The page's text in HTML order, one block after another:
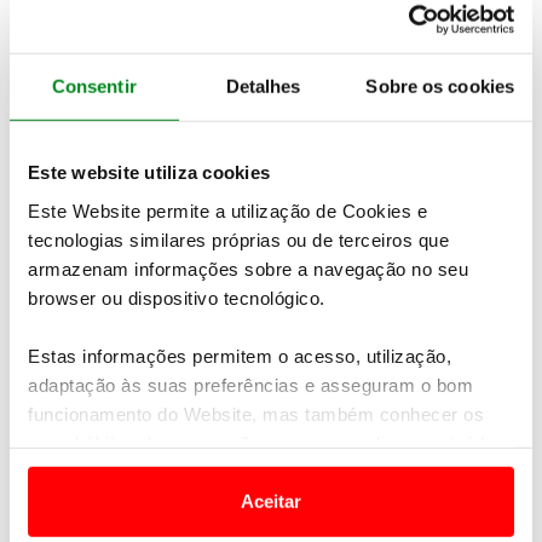
Consentir Detalhes Sobre os cookies
Este website utiliza cookies
Este Website permite a utilização de Cookies e
tecnologias similares próprias ou de terceiros que
armazenam informações sobre a navegação no seu
browser ou dispositivo tecnológico.
Estas informações permitem o acesso, utilização,
adaptação às suas preferências e asseguram o bom
funcionamento do Website, mas também conhecer os
e anúncios de modo a promover produtos e/ou serviços.
Em alguns casos, a utilização destas tecnologias
Aceitar
Evite circular no máximo
É desaconselhável, sobretudo em dias de muito calor,
sair do carro o choque térmico pode conduzir a
irritações nos olhos e nariz.
Sistema em forma
importante ligar o ar condicionado mais ou menos
uma vez por semana. Este hábito impedirá que as
tubagens e compressor fiquem ressequidos.
Proceda à regular manutenção do